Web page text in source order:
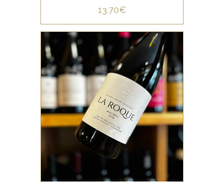
Fin de fermentation en
élevage en bouteilles
pendant 5 mois.
13.70€
SUD OUEST
100% Malbec. Un Cahors au
nez de fruits noirs, d’épices, et
de vanille. La bouche est
riche mais avec une belle
vivacité sur une dominante
de fruits des bois et dans un
AJOUTER AU PANIER